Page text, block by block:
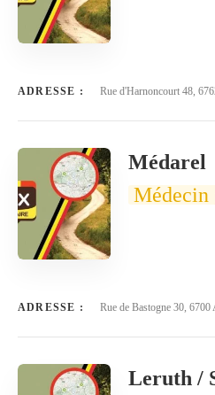
ADRESSE : Rue d'Harnoncourt 48,
Médarel
Médecin
ADRESSE : Rue de Bastogne 30, 6700
Leruth /